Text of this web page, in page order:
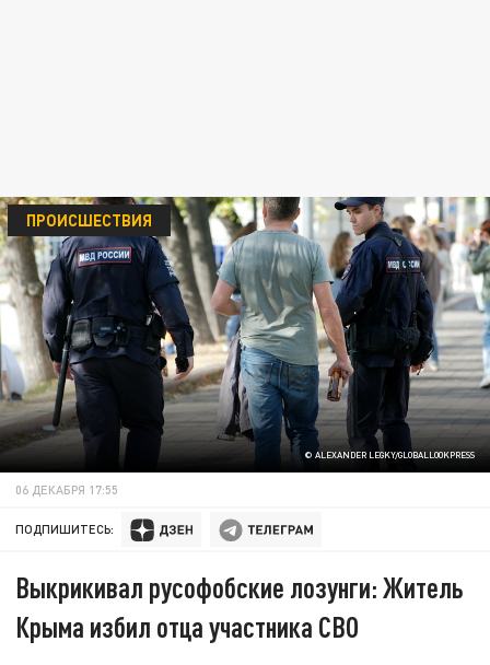
© ALEXANDER LEGKY/GLOBALLOOKPRESS
ПРОИСШЕСТВИЯ
06 ДЕКАБРЯ 17:55
ПОДПИШИТЕСЬ:
Выкрикивал русофобские лозунги: Житель
Крыма избил отца участника СВО